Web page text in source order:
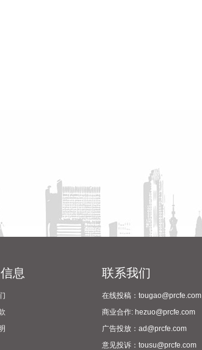
息 联系我们
在线投稿：tougao@prcfe.com
商业合作: hezuo@prcfe.com
广告投放：ad@prcfe.com
意见投诉：tousu@prcfe.com